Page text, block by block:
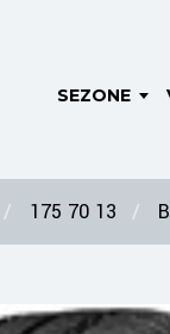
SEZONE
175 70 13